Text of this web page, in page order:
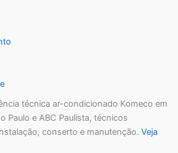
técnica ar-condicionado Komeco em
Paulo e ABC Paulista, técnicos
conserto e manutenção. Veja